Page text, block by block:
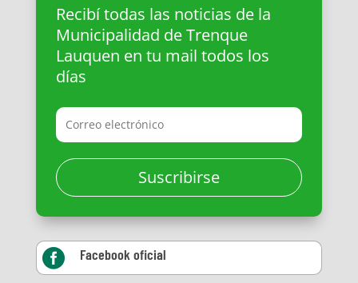
Recibí todas las noticias de la
Municipalidad de Trenque
Lauquen en tu mail todos los
días
Suscribirse
 Facebook oficial